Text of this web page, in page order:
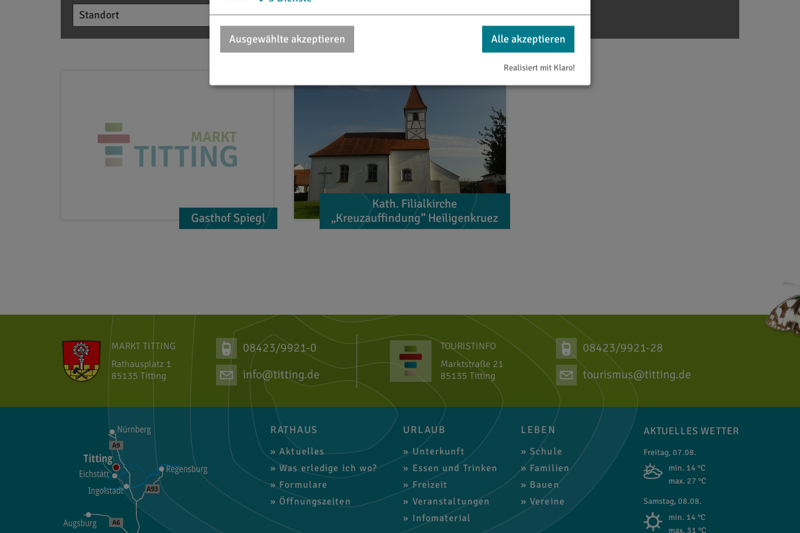
Gasthof Spiegl
Kath. Filialkirche
„Kreuzauffindung“ Heiligenkruez
MARKT TITTING
Rathausplatz 1
85135 Titting
08423/9921-0
info@titting.de
TOURISTINFO
Marktstraße 21
85135 Titting
08423/9921-28
tourismus@titting.de
RATHAUS
Aktuelles
Was erledige ich wo?
Formulare
Öffnungszeiten
URLAUB
Unterkunft
Essen und Trinken
Freizeit
Veranstaltungen
Infomaterial
LEBEN
Schule
Familien
Bauen
Vereine
AKTUELLES WETTER
Freitag, 07.08.
min. 14 °C
max. 27 °C
Samstag, 08.08.
min. 14 °C
max. 31 °C
Ausgewählte akzeptieren Alle akzeptieren
Realisiert mit Klaro!